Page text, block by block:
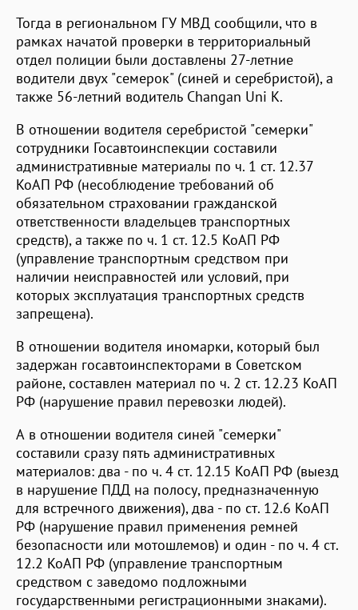
Тогда в региональном ГУ МВД сообщили, что в
рамках начатой проверки в территориальный
отдел полиции были доставлены 27-летние
водители двух "семерок" (синей и серебристой), а
также 56-летний водитель Changan Uni K.
В отношении водителя серебристой "семерки"
сотрудники Госавтоинспекции составили
административные материалы по ч. 1 ст. 12.37
КоАП РФ (несоблюдение требований об
обязательном страховании гражданской
ответственности владельцев транспортных
средств), а также по ч. 1 ст. 12.5 КоАП РФ
(управление транспортным средством при
наличии неисправностей или условий, при
которых эксплуатация транспортных средств
запрещена).
В отношении водителя иномарки, который был
задержан госавтоинспекторами в Советском
районе, составлен материал по ч. 2 ст. 12.23 КоАП
РФ (нарушение правил перевозки людей).
А в отношении водителя синей "семерки"
составили сразу пять административных
материалов: два - по ч. 4 ст. 12.15 КоАП РФ (выезд
в нарушение ПДД на полосу, предназначенную
для встречного движения), два - по ст. 12.6 КоАП
РФ (нарушение правил применения ремней
безопасности или мотошлемов) и один - по ч. 4 ст.
12.2 КоАП РФ (управление транспортным
средством с заведомо подложными
государственными регистрационными знаками).